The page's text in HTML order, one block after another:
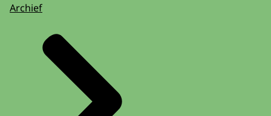
Archief